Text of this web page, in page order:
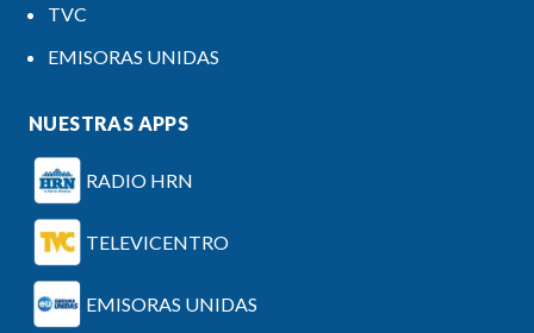
TVC
EMISORAS UNIDAS
NUESTRAS APPS
RADIO HRN
TELEVICENTRO
EMISORAS UNIDAS